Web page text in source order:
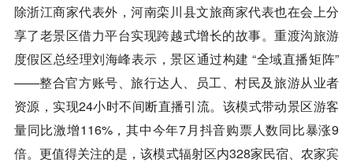
除浙江商家代表外，河南栾川县文旅商家代表也在会上分
享了老景区借力平台实现跨越式增长的故事。重渡沟旅游
度假区总经理刘海峰表示，景区通过构建 “全域直播矩阵”
——整合官方账号、旅行达人、员工、村民及旅游从业者
资源，实现24小时不间断直播引流。该模式带动景区游客
量同比激增116%，其中今年7月抖音购票人数同比暴涨9
倍。更值得关注的是，该模式辐射区内328家民宿、农家宾